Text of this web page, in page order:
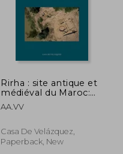
Rirha : site antique et
médiéval du Maroc:
RIRHA: SITE
ANTIQUE ET
MARCOC: 1
(Collection de la Casa
AA.VV
Casa De Velázquez,
Paperback, New